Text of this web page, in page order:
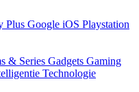
Plus Google iOS Playstation
& Series Gadgets Gaming
Technologie